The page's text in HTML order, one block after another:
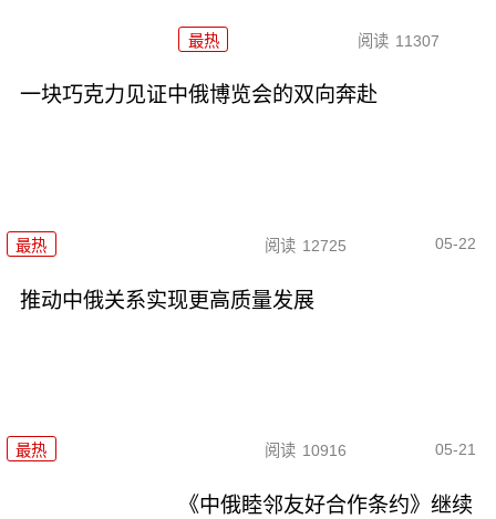
最热 阅读 11307
一块巧克力见证中俄博览会的双向奔赴
最热 阅读 12725 05-22
推动中俄关系实现更高质量发展
最热 阅读 10916 05-21
《中俄睦邻友好合作条约》继续